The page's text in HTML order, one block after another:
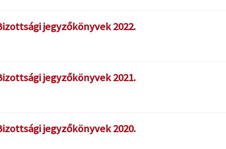
jegyzőkönyvek 2022.
jegyzőkönyvek 2021.
jegyzőkönyvek 2020.